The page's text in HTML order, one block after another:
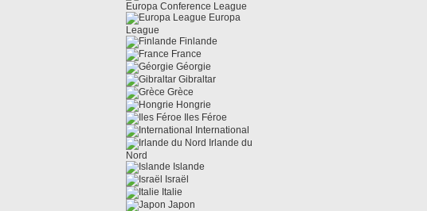
Europa Conference League
Europa
League
Finlande
France
Géorgie
Gibraltar
Grèce
Hongrie
Iles Féroe
International
Irlande du
Nord
Islande
Israël
Italie
Japon